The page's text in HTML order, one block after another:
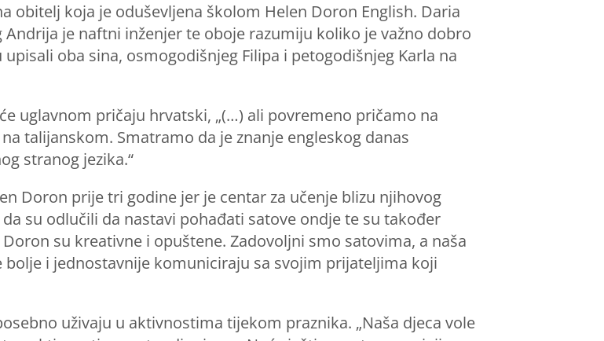
obitelj koja je oduševljena školom Helen Doron English. Daria
je naftni inženjer te oboje razumiju koliko je važno dobro
oba sina, osmogodišnjeg Filipa i petogodišnjeg Karla na
uglavnom pričaju hrvatski, „(…) ali povremeno pričamo na
talijanskom. Smatramo da je znanje engleskog danas
stranog jezika.“
Doron prije tri godine jer je centar za učenje blizu njihovog
su odlučili da nastavi pohađati satove ondje te su također
su kreativne i opuštene. Zadovoljni smo satovima, a naša
i jednostavnije komuniciraju sa svojim prijateljima koji
uživaju u aktivnostima tijekom praznika. „Naša djeca vole